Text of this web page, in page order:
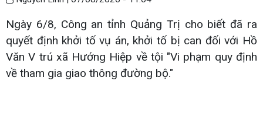
Ngày 6/8, Công an tỉnh Quảng Trị cho biết đã ra
quyết định khởi tố vụ án, khởi tố bị can đối với Hồ
Văn V trú xã Hướng Hiệp về tội "Vi phạm quy định
về tham gia giao thông đường bộ."